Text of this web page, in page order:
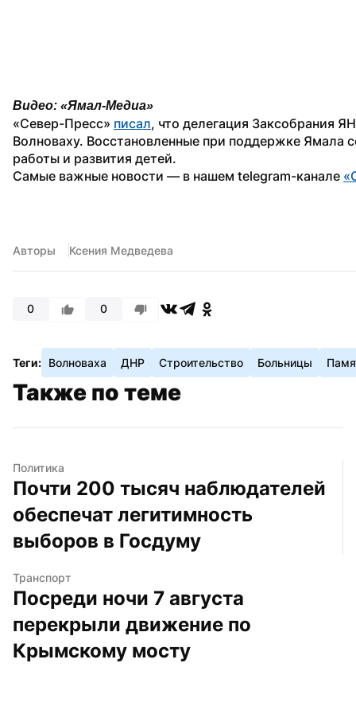
Видео: «Ямал-Медиа»
«Север-Пресс» писал, что делегация Заксобрания
Волноваху. Восстановленные при поддержке Ямала
работы и развития детей.
Самые важные новости — в нашем telegram-канале
Авторы Ксения Медведева
0 0
Теги: Волноваха ДНР Строительство Больницы
Также по теме
Политика
Почти 200 тысяч наблюдателей
обеспечат легитимность
выборов в Госдуму
Транспорт
Посреди ночи 7 августа
перекрыли движение по
Крымскому мосту